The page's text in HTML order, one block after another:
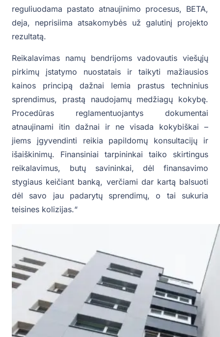
reguliuodama pastato atnaujinimo procesus, BETA,
deja, neprisiima atsakomybės už galutinį projekto
rezultatą.
Reikalavimas namų bendrijoms vadovautis viešųjų
pirkimų įstatymo nuostatais ir taikyti mažiausios
kainos principą dažnai lemia prastus techninius
sprendimus, prastą naudojamų medžiagų kokybę.
Procedūras reglamentuojantys dokumentai
atnaujinami itin dažnai ir ne visada kokybiškai –
jiems įgyvendinti reikia papildomų konsultacijų ir
išaiškinimų. Finansiniai tarpininkai taiko skirtingus
reikalavimus, butų savininkai, dėl finansavimo
stygiaus keičiant banką, verčiami dar kartą balsuoti
dėl savo jau padarytų sprendimų, o tai sukuria
teisines kolizijas.“